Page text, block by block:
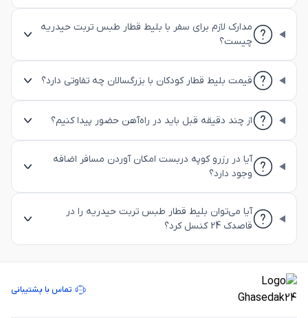
مدارک لازم برای سفر با بلیط قطار طبس تربت حیدریه
چیست؟
قیمت بلیط قطار کودکان با بزرگسالان چه تفاوتی دارد؟
از چند دقیقه قبل باید در راه‌آهن حضور پیدا کنیم؟
آیا در رزرو کوپه دربست امکان آوردن مسافر اضافه
وجود دارد؟
آیا می‌توان بلیط قطار طبس تربت حیدریه را در
قاصدک 24 کنسل کرد؟
تماس با پشتیبانی